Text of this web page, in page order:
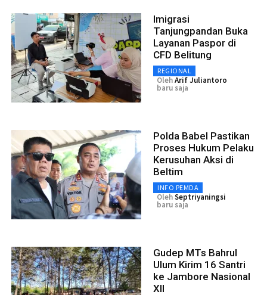
Imigrasi
Tanjungpandan Buka
Layanan Paspor di
CFD Belitung
REGIONAL
OlehArif Juliantoro
baru saja
Polda Babel Pastikan
Proses Hukum Pelaku
Kerusuhan Aksi di
Beltim
INFO PEMDA
OlehSeptriyaningsi
baru saja
Gudep MTs Bahrul
Ulum Kirim 16 Santri
ke Jambore Nasional
XII